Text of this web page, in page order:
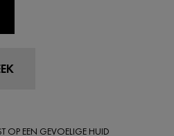
OP EEN GEVOELIGE HUID